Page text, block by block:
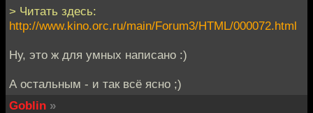
> Читать здесь:
http://www.kino.orc.ru/main/Forum3/HTML/000072.html
Ну, это ж для умных написано :)
А остальным - и так всё ясно ;)
Goblin »